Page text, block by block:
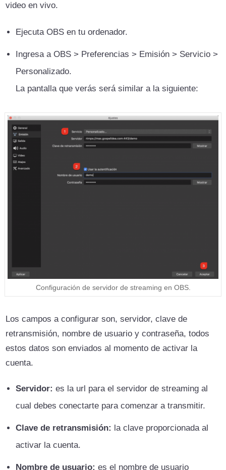
video en vivo.
Ejecuta OBS en tu ordenador.
Ingresa a OBS > Preferencias > Emisión > Servicio >
Personalizado.
La pantalla que verás será similar a la siguiente:
Configuración de servidor de streaming en OBS.
Los campos a configurar son, servidor, clave de
retransmisión, nombre de usuario y contraseña, todos
estos datos son enviados al momento de activar la
cuenta.
Servidor: es la url para el servidor de streaming al
cual debes conectarte para comenzar a transmitir.
Clave de retransmisión: la clave proporcionada al
activar la cuenta.
Nombre de usuario: es el nombre de usuario